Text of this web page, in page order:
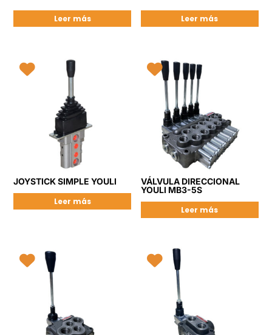
Leer más Leer más
JOYSTICK SIMPLE YOULI
Leer más
VÁLVULA DIRECCIONAL
YOULI MB3-5S
Leer más